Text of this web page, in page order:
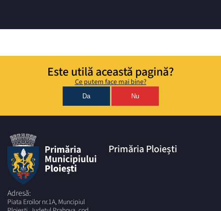
Este utilă această pagină?
Ce putem face mai bine?
Da Nu
Adresă:
Piata Eroilor nr.1A, Muncipiul
Primăria Ploiești